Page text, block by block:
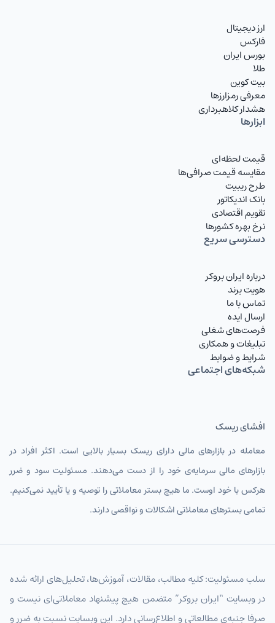
ارز دیجیتال
فارکس
بورس ایران
طلا
بیت کوین
معرفی رمزارزها
هشدار کلاهبرداری
ابزارها
قیمت لحظه‌ای
مقایسه قیمت صرافی‌ها
طرح ریبیت
بانک اندیکاتور
تقویم اقتصادی
نرخ بهره کشورها
دسترسی سریع
درباره ایران بروکر
هویت برند
تماس با ما
ارسال ایده
فرصت‌های شغلی
تبلیغات و همکاری
شرایط و ضوابط
شبکه‌های اجتماعی
افشای ریسک
معامله در بازارهای مالی دارای ریسک بسیار بالایی است. اکثر افراد در
بازارهای مالی سرمایه‌ی خود را از دست می‌دهند. مسئولیت سود و ضرر
هرکس با خود اوست. ما هیچ بستر معاملاتی را توصیه و یا تأیید نمی‌کنیم.
تمامی بسترهای معاملاتی اشکالات و نواقصی دارند.
سلب مسئولیت: کلیه مطالب، مقالات، آموزش‌ها، تحلیل‌های ارائه شده
در وبسایت “ایران بروکر” متضمن هیچ پیشنهاد معاملاتی‌ای نیست و
صرفا جنبه‌ی مطالعاتی و اطلاع‌رسانی دارد. این وبسایت نسبت به ضرر و